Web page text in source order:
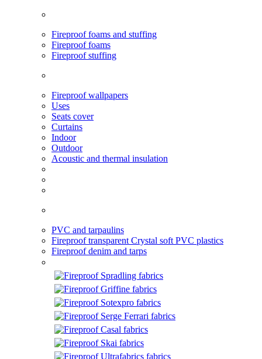
Fireproof foams and stuffing
Fireproof foams
Fireproof stuffing
Fireproof wallpapers
Uses
Seats cover
Curtains
Indoor
Outdoor
Acoustic and thermal insulation
PVC and tarpaulins
Fireproof transparent Crystal soft PVC plastics
Fireproof denim and tarps